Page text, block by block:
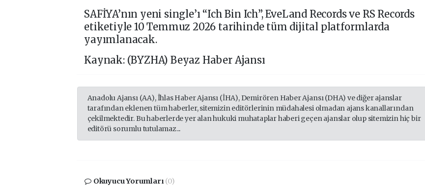
SAFİYA’nın yeni single’ı “Ich Bin Ich”, EveLand Records ve RS Records
etiketiyle 10 Temmuz 2026 tarihinde tüm dijital platformlarda
yayımlanacak.
Kaynak: (BYZHA) Beyaz Haber Ajansı
Anadolu Ajansı (AA), İhlas Haber Ajansı (İHA), Demirören Haber Ajansı (DHA) ve diğer ajanslar
tarafından eklenen tüm haberler, sitemizin editörlerinin müdahalesi olmadan ajans kanallarından
çekilmektedir. Bu haberlerde yer alan hukuki muhataplar haberi geçen ajanslar olup sitemizin hiç bir
editörü sorumlu tutulamaz...
Okuyucu Yorumları(0)